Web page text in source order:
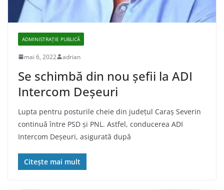
ADMINISTRAŢIE PUBLICĂ
mai 6, 2022 adrian
Se schimbă din nou șefii la ADI
Intercom Deșeuri
Lupta pentru posturile cheie din judeţul Caraş Severin
continuă între PSD și PNL. Astfel, conducerea ADI
Intercom Deșeuri, asigurată după
Citește mai mult